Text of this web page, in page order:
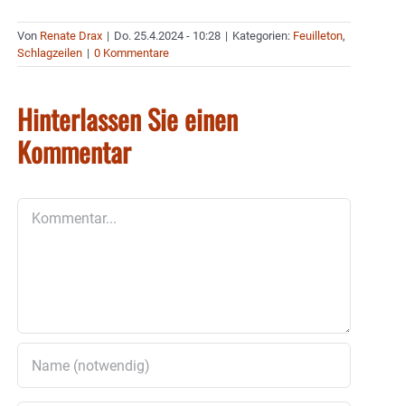
Von Renate Drax | Do. 25.4.2024 - 10:28 | Kategorien: Feuilleton,
Schlagzeilen | 0 Kommentare
Hinterlassen Sie einen
Kommentar